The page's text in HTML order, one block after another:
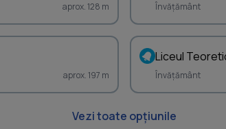
aprox. 128 m Învățământ
aprox. 197 m
Liceul
Învățământ
Vezi toate opțiunile